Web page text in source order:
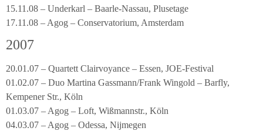
15.11.08 – Underkarl – Baarle-Nassau, Plusetage
17.11.08 – Agog – Conservatorium, Amsterdam
2007
20.01.07 – Quartett Clairvoyance – Essen, JOE-Festival
01.02.07 – Duo Martina Gassmann/Frank Wingold – Barfly,
Kempener Str., Köln
01.03.07 – Agog – Loft, Wißmannstr., Köln
04.03.07 – Agog – Odessa, Nijmegen